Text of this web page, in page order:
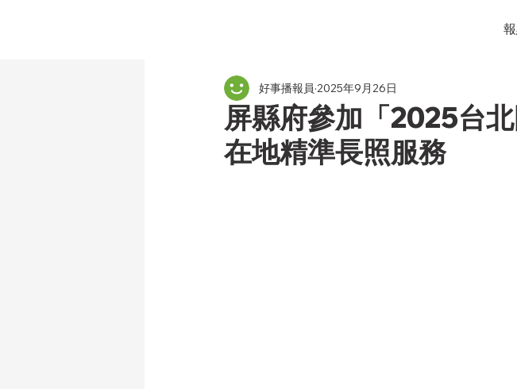
屏縣府參加「2025台
在地精準長照服務
好事播報員 2025年9月26日